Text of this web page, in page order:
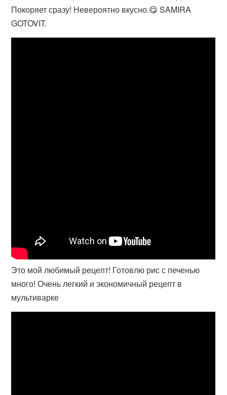
Покоряет сразу! Невероятно вкусно.😋 SAMIRA
GOTOVIT.
Это мой любимый рецепт! Готовлю рис с печенью
много! Очень легкий и экономичный рецепт в
мультиварке